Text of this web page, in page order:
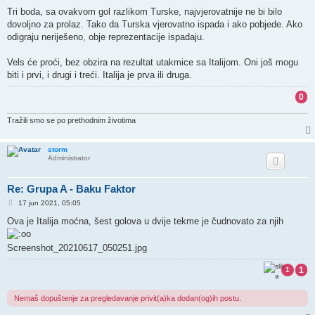
Tri boda, sa ovakvom gol razlikom Turske, najvjerovatnije ne bi bilo
dovoljno za prolaz. Tako da Turska vjerovatno ispada i ako pobjede. Ako
odigraju neriješeno, obje reprezentacije ispadaju.
Vels će proći, bez obzira na rezultat utakmice sa Italijom. Oni još mogu
biti i prvi, i drugi i treći. Italija je prva ili druga.
0
Tražili smo se po prethodnim životima
storm
Administrator
Re: Grupa A - Baku Faktor
P
s
t
17 jun 2021, 05:05
Ova je Italija moćna, šest golova u dvije tekme je čudnovato za njih
Screenshot_20210617_050251.jpg
1
1
Nemaš dopuštenje za pregledavanje privit(a)ka dodan(og)ih postu.